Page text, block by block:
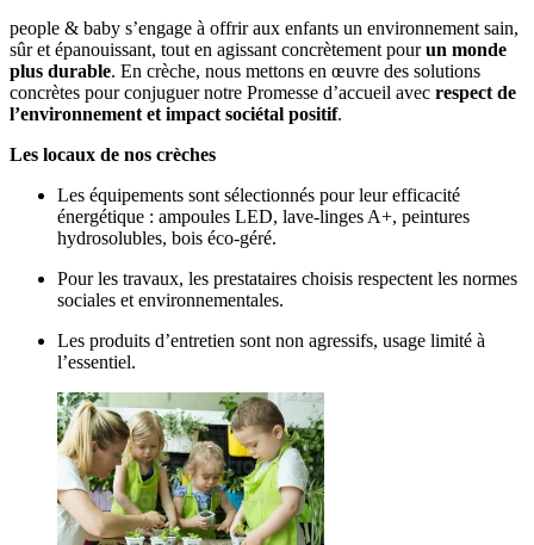
people & baby s’engage à offrir aux enfants un environnement sain,
sûr et épanouissant, tout en agissant concrètement pour un monde
plus durable. En crèche, nous mettons en œuvre des solutions
concrètes pour conjuguer notre Promesse d’accueil avec respect de
l’environnement et impact sociétal positif.
Les locaux de nos crèches
Les équipements sont sélectionnés pour leur efficacité
énergétique : ampoules LED, lave-linges A+, peintures
hydrosolubles, bois éco-géré.
Pour les travaux, les prestataires choisis respectent les normes
sociales et environnementales.
Les produits d’entretien sont non agressifs, usage limité à
l’essentiel.